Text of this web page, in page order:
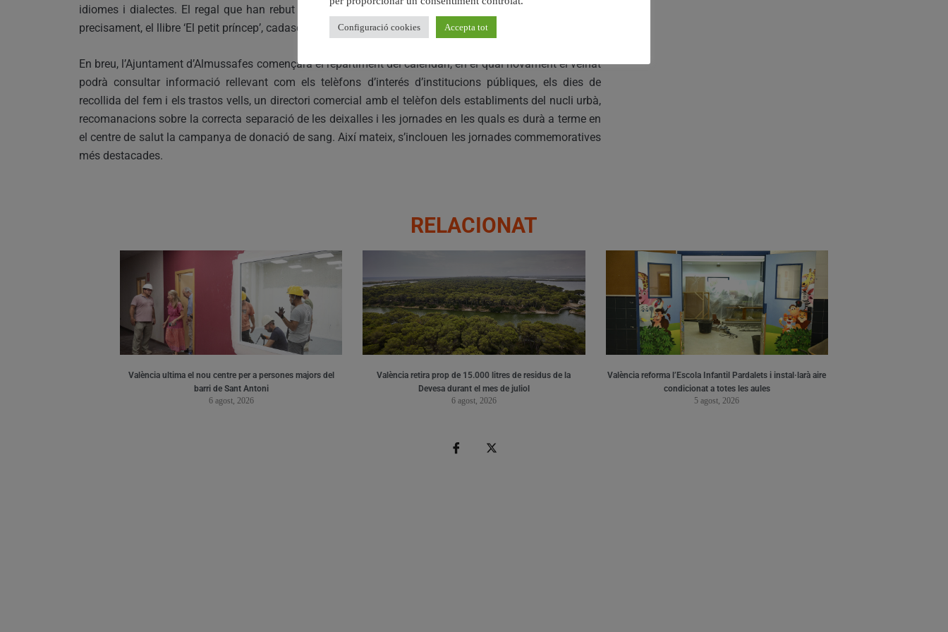
idiomes i dialectes. El regal que han rebut com recompensa totes les persones guanyadores ha sigut,
precisament, el llibre ‘El petit príncep’, cadascuna en una versió adaptada a la seua edat.
En breu, l’Ajuntament d’Almussafes començarà el repartiment del calendari, en el qual novament el veïnat
podrà consultar informació rellevant com els telèfons d’interés d’institucions públiques, els dies de
recollida del fem i els trastos vells, un directori comercial amb el telèfon dels establiments del nucli urbà,
recomanacions sobre la correcta separació de les deixalles i les jornades en les quals es durà a terme en
el centre de salut la campanya de donació de sang. Així mateix, s’inclouen les jornades commemoratives
més destacades.
RELACIONAT
València ultima el nou centre per a persones majors del
barri de Sant Antoni
6 agost, 2026
València retira prop de 15.000 litres de residus de la
Devesa durant el mes de juliol
6 agost, 2026
València reforma l’Escola Infantil Pardalets i instal·larà aire
condicionat a totes les aules
5 agost, 2026
Configuració cookies Accepta tot